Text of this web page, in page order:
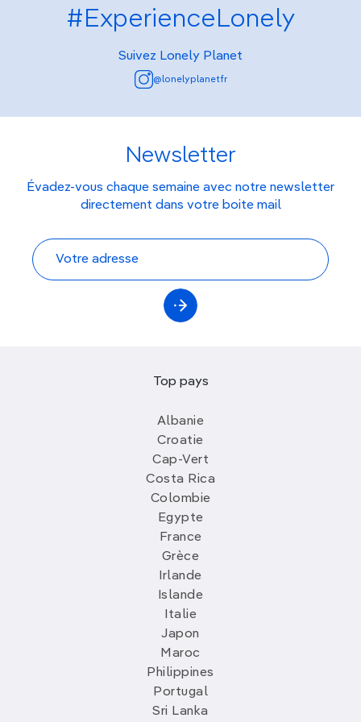
#ExperienceLonely
Suivez Lonely Planet
@lonelyplanetfr
Newsletter
Évadez-vous chaque semaine avec notre newsletter
directement dans votre boite mail
Top pays
Albanie
Croatie
Cap-Vert
Costa Rica
Colombie
Egypte
France
Grèce
Irlande
Islande
Italie
Japon
Maroc
Philippines
Portugal
Sri Lanka